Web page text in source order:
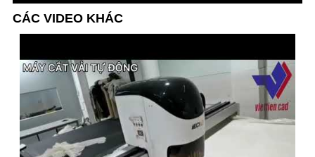
CÁC VIDEO KHÁC